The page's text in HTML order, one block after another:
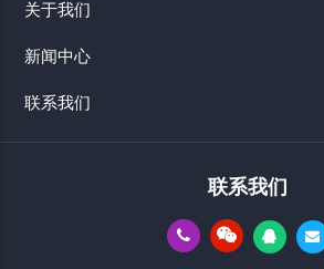
关于我们
新闻中心
联系我们
联系我们